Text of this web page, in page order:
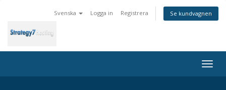
Svenska Logga in Registrera Se kundvagnen